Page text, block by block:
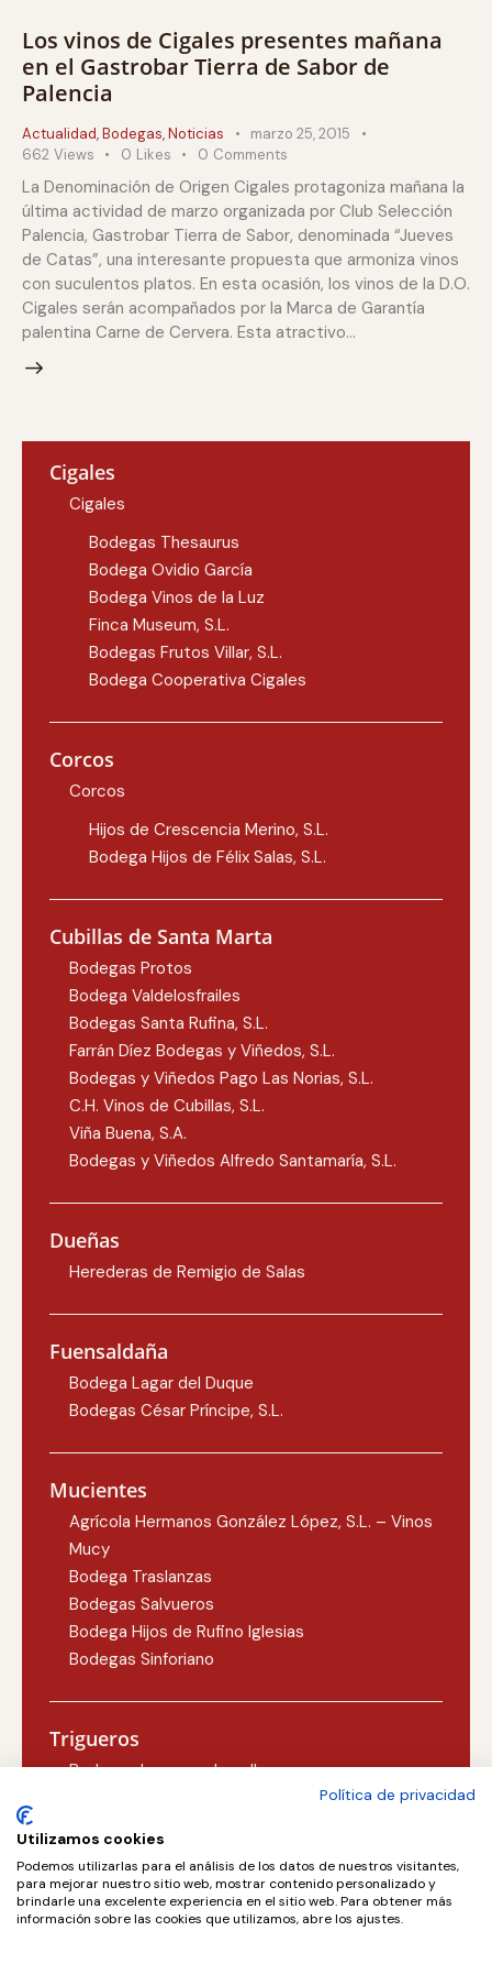
Los vinos de Cigales presentes mañana
en el Gastrobar Tierra de Sabor de
Palencia
Actualidad,Bodegas,Noticias
marzo 25, 2015
662 Views 0 Likes 0 Comments
La Denominación de Origen Cigales protagoniza mañana la
última actividad de marzo organizada por Club Selección
Palencia, Gastrobar Tierra de Sabor, denominada “Jueves
de Catas”, una interesante propuesta que armoniza vinos
con suculentos platos. En esta ocasión, los vinos de la D.O.
Cigales serán acompañados por la Marca de Garantía
palentina Carne de Cervera. Esta atractivo…
Cigales
Cigales
Bodegas Thesaurus
Bodega Ovidio García
Bodega Vinos de la Luz
Finca Museum, S.L.
Bodegas Frutos Villar, S.L.
Bodega Cooperativa Cigales
Corcos
Corcos
Hijos de Crescencia Merino, S.L.
Bodega Hijos de Félix Salas, S.L.
Cubillas de Santa Marta
Bodegas Protos
Bodega Valdelosfrailes
Bodegas Santa Rufina, S.L.
Farrán Díez Bodegas y Viñedos, S.L.
Bodegas y Viñedos Pago Las Norias, S.L.
C.H. Vinos de Cubillas, S.L.
Viña Buena, S.A.
Bodegas y Viñedos Alfredo Santamaría, S.L.
Dueñas
Herederas de Remigio de Salas
Fuensaldaña
Bodega Lagar del Duque
Bodegas César Príncipe, S.L.
Mucientes
Agrícola Hermanos González López, S.L. – Vinos
Mucy
Bodega Traslanzas
Bodegas Salvueros
Bodega Hijos de Rufino Iglesias
Bodegas Sinforiano
Trigueros
Bodegas Lezcano-Lacalle
Valoria la Buena
Concejo Bodegas, S.L.
Política de privacidad
Utilizamos cookies
Podemos utilizarlas para el análisis de los datos de nuestros visitantes,
para mejorar nuestro sitio web, mostrar contenido personalizado y
brindarle una excelente experiencia en el sitio web. Para obtener más
información sobre las cookies que utilizamos, abre los ajustes.